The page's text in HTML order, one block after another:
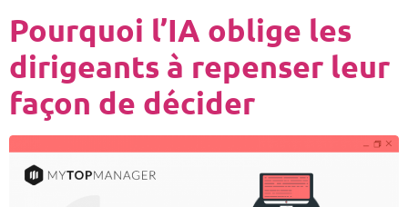
Pourquoi l’IA oblige les
dirigeants à repenser leur
façon de décider